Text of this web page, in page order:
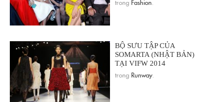
trong Fashion
BỘ SƯU TẬP CỦA
SOMARTA (NHẬT BẢN)
TẠI VIFW 2014
trong Runway.